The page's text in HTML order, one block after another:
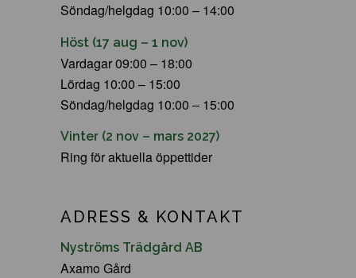
Söndag/helgdag 10:00 – 14:00
Höst (17 aug – 1 nov)
Vardagar 09:00 – 18:00
Lördag 10:00 – 15:00
Söndag/helgdag 10:00 – 15:00
Vinter (2 nov – mars 2027)
Ring för aktuella öppettider
ADRESS & KONTAKT
Nyströms Trädgård AB
Axamo Gård